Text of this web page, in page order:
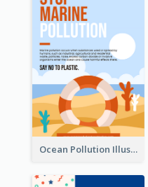
Ocean Pollution Illustration Campaign Poster